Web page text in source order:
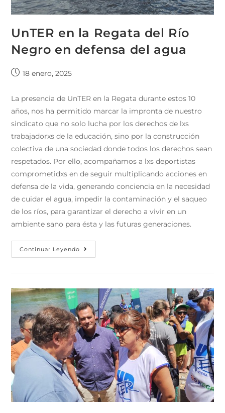
UnTER en la Regata del Río
Negro en defensa del agua
18 enero, 2025
La presencia de UnTER en la Regata durante estos 10
años, nos ha permitido marcar la impronta de nuestro
sindicato que no solo lucha por los derechos de lxs
trabajadorxs de la educación, sino por la construcción
colectiva de una sociedad donde todos los derechos sean
respetados. Por ello, acompañamos a lxs deportistas
comprometidxs en de seguir multiplicando acciones en
defensa de la vida, generando conciencia en la necesidad
de cuidar el agua, impedir la contaminación y el saqueo
de los ríos, para garantizar el derecho a vivir en un
ambiente sano para ésta y las futuras generaciones.
Continuar Leyendo